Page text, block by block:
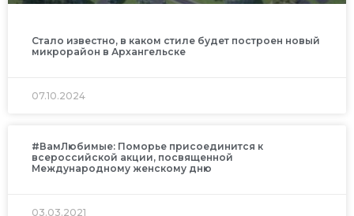
Стало известно, в каком стиле будет построен новый
микрорайон в Архангельске
07.10.2024
#ВамЛюбимые: Поморье присоединится к
всероссийской акции, посвященной
Международному женскому дню
03.03.2021